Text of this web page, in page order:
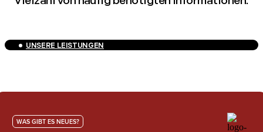
UNSERE LEISTUNGEN
WAS GIBT ES NEUES?